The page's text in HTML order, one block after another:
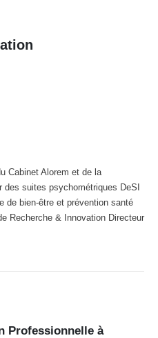
Cabinet Alorem et de la
des suites psychométriques DeSI
de bien-être et prévention santé
Recherche & Innovation Directeur
Cessons de recruter